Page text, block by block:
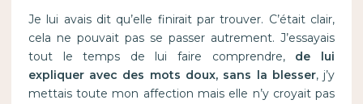
Je lui avais dit qu’elle finirait par trouver. C’était clair,
cela ne pouvait pas se passer autrement. J’essayais
tout le temps de lui faire comprendre, de lui
expliquer avec des mots doux, sans la blesser, j’y
mettais toute mon affection mais elle n’y croyait pas